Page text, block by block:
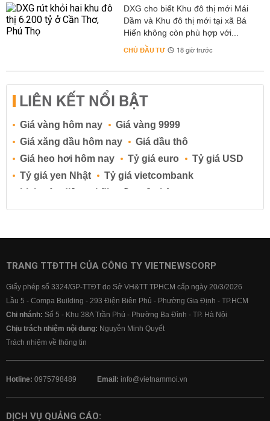
DXG cho biết Khu đô thị mới Mái
Dầm và Khu đô thị mới tại xã Bá
Hiến không còn phù hợp với...
CHỦ ĐẦU TƯ 18 giờ trước
LIÊN KẾT NỔI BẬT
Giá vàng hôm nay
Giá vàng 9999
Giá xăng dầu hôm nay
Giá dầu thô
Giá heo hơi hôm nay
Tỷ giá euro
Tỷ giá USD
Tỷ giá yen Nhật
Tỷ giá vietcombank
Lịch cúp điện
Lãi suất ngân hàng
Lãi suất tiết kiệm
Lãi suất tiền gửi
Lãi suất ngân hàng BIDV
Lãi suất ngân hàng Vietcombank
TRANG TTĐTTH CỦA CÔNG TY VIETNEWSCORP
Giấy phép số 3324/GP-TTĐT do Sở VH&TT TPHCM cấp ngày 20/3/2026
Lầu 5 - Compa Building - 293 Điện Biên Phủ - Phường Gia Định - TP.HCM
Chi nhánh: Số 5 - Khu 38A Trần Phú - Phường Ba Đình - TP. Hà Nội
Chịu trách nhiệm nội dung: Nguyễn Minh Quyết
Trách nhiệm về thông tin
Hotline: 0975798489 Email: info@vietnammoi.vn
DỊCH VỤ QUẢNG CÁO: